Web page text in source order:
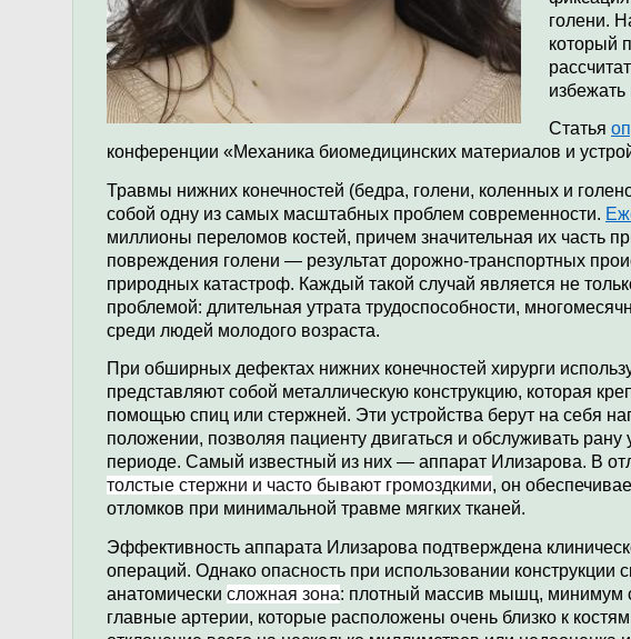
голени.
который
Статья
конференции «Механика биомедицинских материалов и
Травмы нижних конечностей (бедра, голени, коленных и
собой одну из самых масштабных проблем современности.
миллионы переломов костей, причем значительная их часть
повреждения голени — результат дорожно-транспортных
природных катастроф. Каждый такой случай является не
проблемой: длительная утрата трудоспособности,
среди людей молодого возраста.
При обширных дефектах нижних конечностей хирурги
представляют собой металлическую конструкцию, которая
помощью спиц или стержней. Эти устройства берут на себя
положении, позволяя пациенту двигаться и обслуживать
периоде. Самый известный из них — аппарат Илизарова. В
толстые стержни и часто бывают громоздкими, он
отломков при минимальной травме мягких тканей.
Эффективность аппарата Илизарова подтверждена
операций. Однако опасность при использовании конструкции
анатомически сложная зона: плотный массив мышц, минимум
главные артерии, которые расположены очень близко к